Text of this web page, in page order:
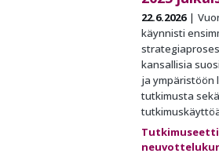
22.6.2026
käynnisti
kansallisia
ja ympäristöön
tutkimusta